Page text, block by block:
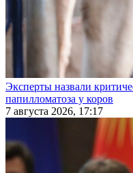
Эксперты назвали
папилломатоза у коров
7 августа 2026, 17:17